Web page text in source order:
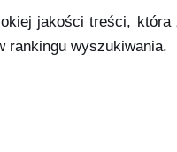
jakości treści,
rankingu wyszukiwania.